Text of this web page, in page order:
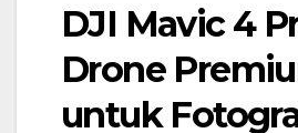
DJI Mavic 4
Drone
untuk